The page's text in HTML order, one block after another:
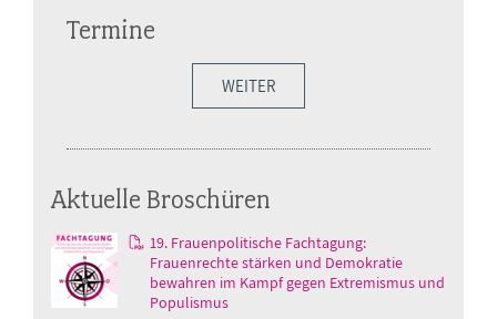
Termine
WEITER
Aktuelle Broschüren
19. Frauenpolitische Fachtagung:
Frauenrechte stärken und Demokratie
bewahren im Kampf gegen Extremismus und
Populismus